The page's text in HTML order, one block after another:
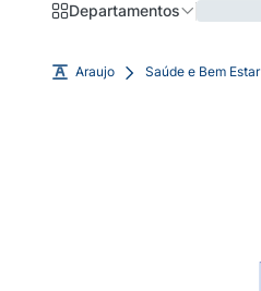
Departamentos
Araujo Saúde e Bem Estar